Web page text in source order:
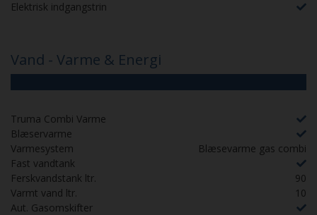
Elektrisk indgangstrin
Vand - Varme & Energi
Truma Combi Varme
Blæservarme
Varmesystem
Blæsevarme gas combi
Fast vandtank
Ferskvandstank ltr.
90
Varmt vand ltr.
10
Aut. Gasomskifter